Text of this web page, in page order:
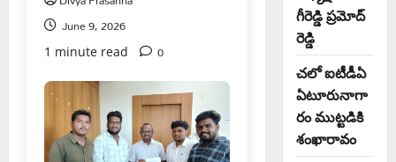
June 9, 2026
1 minute read 0
గీరెడ్డి ప్రమోద్
రెడ్డి
చలో ఐటీడీఏ
ఏటూరునాగా
రం ముట్టడికి
శంఖారావం